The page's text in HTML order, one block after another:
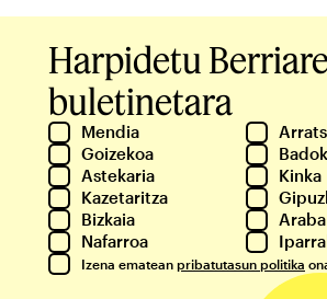
Harpidetu
buletinetara
Mendia
Goizekoa
Badok
Astekaria
Kinka
Kazetaritza
Bizkaia
Araba
Nafarroa
Izena ematean pribatutasun politika